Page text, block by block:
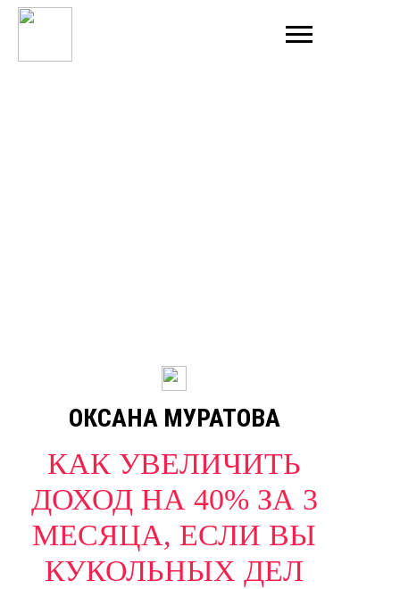
ОКСАНА МУРАТОВА
КАК УВЕЛИЧИТЬ
ДОХОД НА 40% ЗА 3
МЕСЯЦА, ЕСЛИ ВЫ
КУКОЛЬНЫХ ДЕЛ